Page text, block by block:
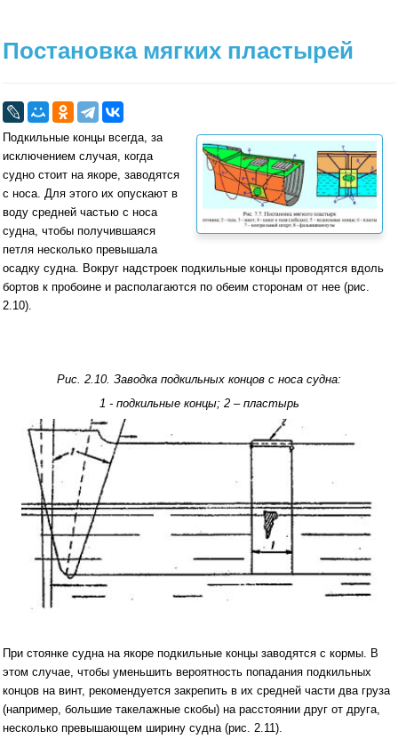
Постановка мягких пластырей
Подкильные концы всегда, за
исключением случая, когда
судно стоит на якоре, заводятся
с носа. Для этого их опускают в
воду средней частью с носа
судна, чтобы получившаяся
петля несколько превышала
осадку судна. Вокруг надстроек подкильные концы проводятся вдоль
бортов к пробоине и располагаются по обеим сторонам от нее (рис.
2.10).
Рис. 2.10. Заводка подкильных концов с носа судна:
1 - подкильные концы; 2 – пластырь
При стоянке судна на якоре подкильные концы заводятся с кормы. В
этом случае, чтобы уменьшить вероятность попадания подкильных
концов на винт, рекомендуется закрепить в их средней части два груза
(например, большие такелажные скобы) на расстоянии друг от друга,
несколько превышающем ширину судна (рис. 2.11).